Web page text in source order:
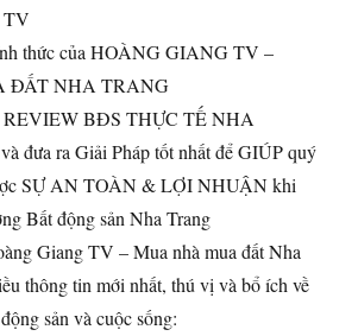
thức của HOÀNG GIANG TV –
ĐẤT NHA TRANG
REVIEW BĐS THỰC TẾ NHA
đưa ra Giải Pháp tốt nhất để GIÚP quý
SỰ AN TOÀN & LỢI NHUẬN khi
Bất động sản Nha Trang
Giang TV – Mua nhà mua đất Nha
thông tin mới nhất, thú vị và bổ ích về
sản và cuộc sống: